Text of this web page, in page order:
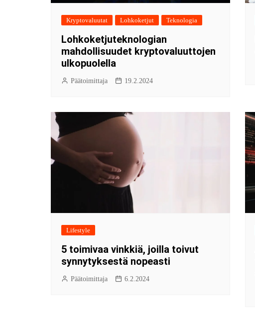
Kryptovaluutat Lohkoketjut Teknologia
Lohkoketjuteknologian
mahdollisuudet kryptovaluuttojen
ulkopuolella
Päätoimittaja 19.2.2024
Lifestyle
5 toimivaa vinkkiä, joilla toivut
synnytyksestä nopeasti
Päätoimittaja 6.2.2024